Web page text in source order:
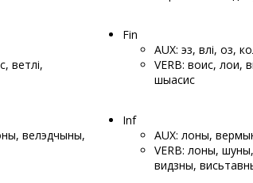
ветлі,
Fin
AUX: эз, вӧлі, оз,
VERB: воис, лои,
шыасис
велэдчыны,
Inf
AUX: лоны,
VERB: лоны,
видзны,